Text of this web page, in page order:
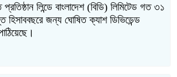
লিন্ডে বাংলাদেশ (বিডি) লিমিটেড গত ৩১
জন্য ঘোষিত ক্যাশ ডিভিডেন্ড